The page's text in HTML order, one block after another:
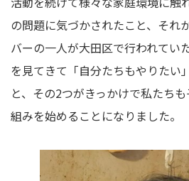
の問題に気づかされたこと、それ
バーの一人が大田区で行われてい
を見てきて「自分たちもやりたい
と、その2つがきっかけで私たち
組みを始めることになりました。